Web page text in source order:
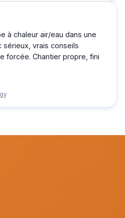
à chaleur air/eau dans une
sérieux, vrais conseils
forcée. Chantier propre, fini